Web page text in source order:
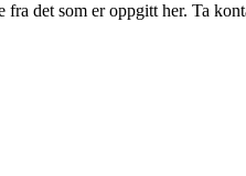
det som er oppgitt her. Ta